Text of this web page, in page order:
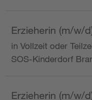
Erzieherin (m/w/
in Vollzeit oder
SOS-Kinderdorf
Erzieherin (m/w/